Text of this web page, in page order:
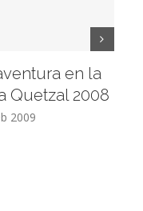
en la
Quetzal 2008
2009